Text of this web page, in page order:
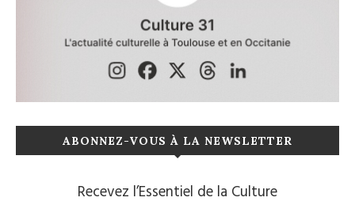
ABONNEZ-VOUS À LA NEWSLETTER
Recevez l’Essentiel de la Culture